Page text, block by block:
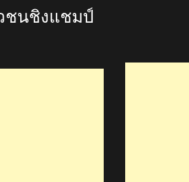
ชนชิงแชมป์